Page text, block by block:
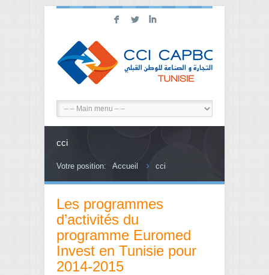
F L I
cci
Votre position: Accueil cci
Les programmes
d’activités du
programme Euromed
Invest en Tunisie pour
2014-2015